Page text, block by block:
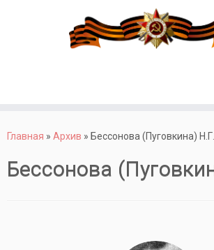
Главная » Архив » Бессонова (Пуговкина) Н.Г.
Бессонова